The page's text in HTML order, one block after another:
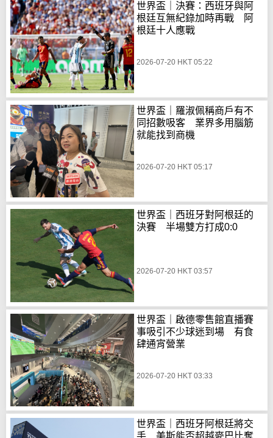
世界盃｜決賽：西班牙與阿
根廷互無紀錄加時再戰 阿
根廷十人應戰
2026-07-20 HKT 05:22
世界盃｜羅淑佩稱商戶有不
同招數吸客 業界多用腦筋
就能找到商機
2026-07-20 HKT 05:17
世界盃｜西班牙對阿根廷的
決賽 半場雙方打成0:0
2026-07-20 HKT 03:57
世界盃｜啟德零售館直播賽
事吸引不少球迷到場 有食
肆通宵營業
2026-07-20 HKT 03:33
世界盃｜西班牙阿根廷將交